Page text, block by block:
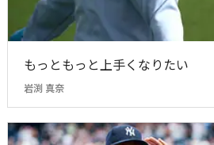
もっともっと上手くなりたい
岩渕 真奈